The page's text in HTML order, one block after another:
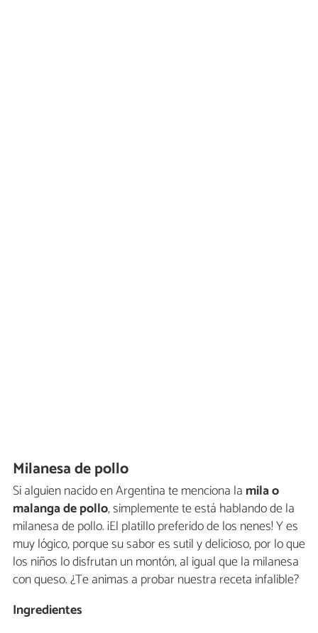
Milanesa de pollo
Si alguien nacido en Argentina te menciona la mila o
malanga de pollo, simplemente te está hablando de la
milanesa de pollo. ¡El platillo preferido de los nenes! Y es
muy lógico, porque su sabor es sutil y delicioso, por lo que
los niños lo disfrutan un montón, al igual que la milanesa
con queso. ¿Te animas a probar nuestra receta infalible?
Ingredientes